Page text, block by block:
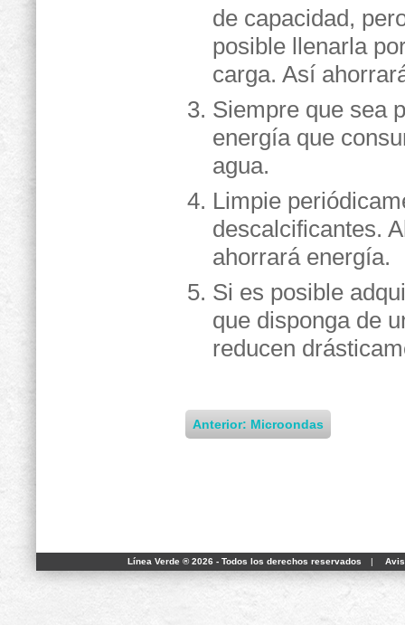
de capacidad,
posible llenarla
carga. Así
Siempre que sea
energía que
agua.
Limpie
descalcificantes.
ahorrará energía.
Si es posible
que disponga de
reducen
Anterior: Microondas
Línea Verde ® 2026 - Todos los derechos reservados |